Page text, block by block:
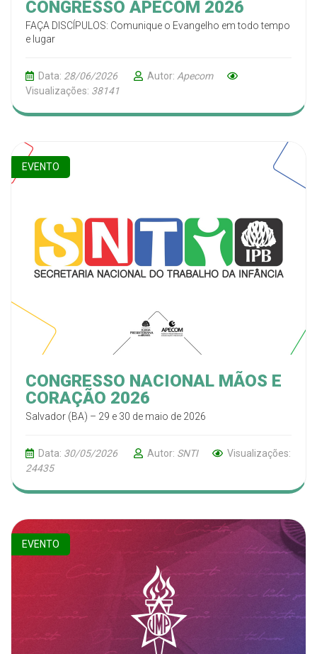
CONGRESSO APECOM 2026
FAÇA DISCÍPULOS: Comunique o Evangelho em todo tempo
e lugar
Data: 28/06/2026 Autor: Apecom
Visualizações: 38141
EVENTO
CONGRESSO NACIONAL MÃOS E
CORAÇÃO 2026
Salvador (BA) – 29 e 30 de maio de 2026
Data: 30/05/2026 Autor: SNTI
Visualizações:
24435
EVENTO